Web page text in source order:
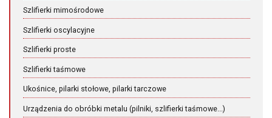
Szlifierki mimośrodowe
Szlifierki oscylacyjne
Szlifierki proste
Szlifierki taśmowe
Ukośnice, pilarki stołowe, pilarki tarczowe
Urządzenia do obróbki metalu (pilniki, szlifierki taśmowe...)